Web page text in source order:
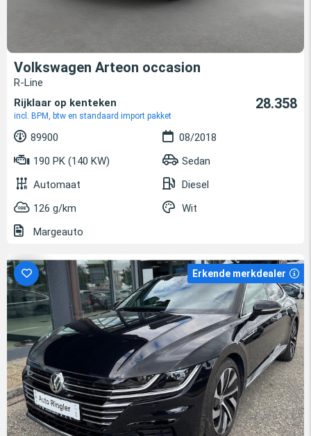
Volkswagen Arteon occasion
R-Line
Rijklaar op kenteken
incl. BPM, btw en standaard import pakket
28.358
89900
08/2018
190 PK (140 KW)
Sedan
Automaat
Diesel
126 g/km
Wit
Margeauto
Erkende merkdealer